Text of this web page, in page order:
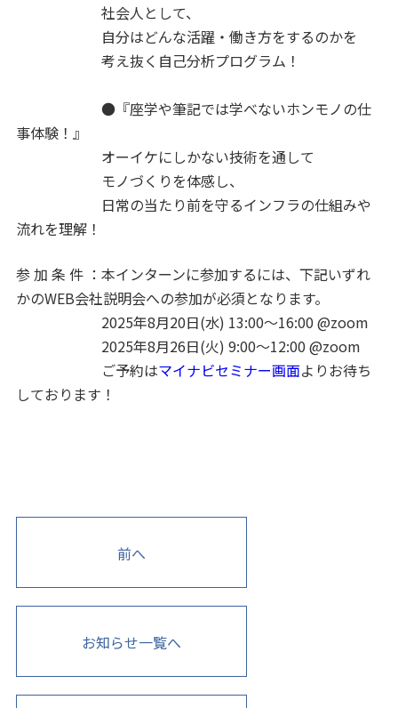
社会人として、
自分はどんな活躍・働き方をするのかを
考え抜く自己分析プログラム！
●『座学や筆記では学べないホンモノの仕
事体験！』
オーイケにしかない技術を通して
モノづくりを体感し、
日常の当たり前を守るインフラの仕組みや
流れを理解！
参 加 条 件 ：本インターンに参加するには、下記いずれ
かのWEB会社説明会への参加が必須となります。
2025年8月20日(水) 13:00～16:00 @zoom
2025年8月26日(火) 9:00～12:00 @zoom
ご予約はマイナビセミナー画面よりお待ち
しております！
前へ
お知らせ一覧へ